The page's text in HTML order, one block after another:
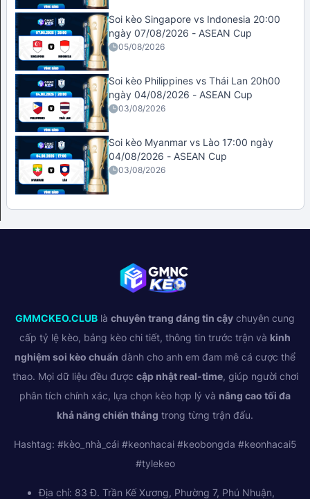
Soi kèo Singapore vs Indonesia 20:00
ngày 07/08/2026 - ASEAN Cup
05/08/2026
Soi kèo Philippines vs Thái Lan 20h00
ngày 04/08/2026 - ASEAN Cup
03/08/2026
Soi kèo Myanmar vs Lào 17:00 ngày
04/08/2026 - ASEAN Cup
03/08/2026
GMMCKEO.CLUB là chuyên trang đáng tin cậy chuyên cung
cấp tỷ lệ kèo, bảng kèo chi tiết, thông tin trước trận và kinh
nghiệm soi kèo chuẩn dành cho anh em đam mê cá cược thể
thao. Mọi dữ liệu đều được cập nhật real-time, giúp người chơi
phân tích chính xác, lựa chọn kèo hợp lý và nâng cao tối đa
khả năng chiến thắng trong từng trận đấu.
Hashtag: #kèo_nhà_cái #keonhacai #keobongda #keonhacai5
#tylekeo
Địa chỉ: 83 Đ. Trần Kế Xương, Phường 7, Phú Nhuận,